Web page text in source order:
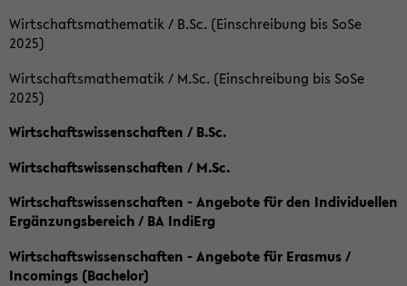
Wirtschaftsmathematik / B.Sc. (Einschreibung bis SoSe
2025)
Wirtschaftsmathematik / M.Sc. (Einschreibung bis SoSe
2025)
Wirtschaftswissenschaften / B.Sc.
Wirtschaftswissenschaften / M.Sc.
Wirtschaftswissenschaften - Angebote für den Individuellen
Ergänzungsbereich / BA IndiErg
Wirtschaftswissenschaften - Angebote für Erasmus /
Incomings (Bachelor)